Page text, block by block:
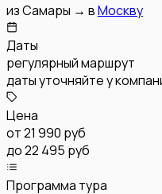
изСамары → вМоскву
Даты
регулярный маршрут
даты уточняйте у
Цена
от21 990 руб
до 22 495 руб
Программа тура